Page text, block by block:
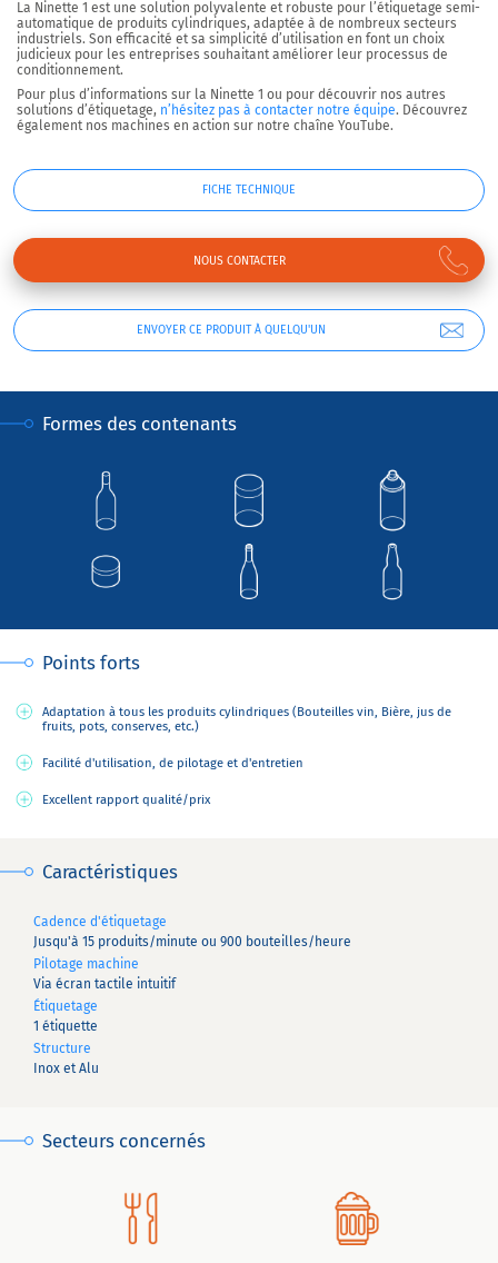
La Ninette 1 est une solution polyvalente et robuste pour l’étiquetage semi-
automatique de produits cylindriques, adaptée à de nombreux secteurs
industriels. Son efficacité et sa simplicité d’utilisation en font un choix
judicieux pour les entreprises souhaitant améliorer leur processus de
conditionnement.
Pour plus d’informations sur la Ninette 1 ou pour découvrir nos autres
solutions d’étiquetage, n’hésitez pas à contacter notre équipe. Découvrez
également nos machines en action sur notre chaîne YouTube.
ENVOYER CE PRODUIT À QUELQU'UN
FICHE TECHNIQUE
NOUS CONTACTER
Formes des contenants
Points forts
Adaptation à tous les produits cylindriques (Bouteilles vin, Bière, jus de
fruits, pots, conserves, etc.)
Facilité d'utilisation, de pilotage et d'entretien
Excellent rapport qualité/prix
Caractéristiques
Cadence d'étiquetage
Jusqu'à 15 produits/minute ou 900 bouteilles/heure
Pilotage machine
Via écran tactile intuitif
Étiquetage
1 étiquette
Structure
Inox et Alu
Secteurs concernés